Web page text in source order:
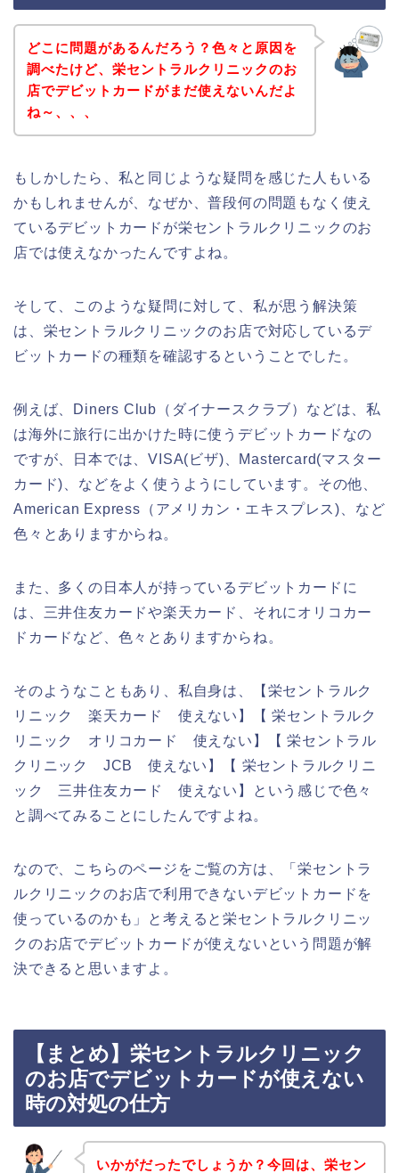
どこに問題があるんだろう？色々と原因を
調べたけど、栄セントラルクリニックのお
店でデビットカードがまだ使えないんだよ
ね～、、、
もしかしたら、私と同じような疑問を感じた人もいる
かもしれませんが、なぜか、普段何の問題もなく使え
ているデビットカードが栄セントラルクリニックのお
店では使えなかったんですよね。
そして、このような疑問に対して、私が思う解決策
は、栄セントラルクリニックのお店で対応しているデ
ビットカードの種類を確認するということでした。
例えば、Diners Club（ダイナースクラブ）などは、私
は海外に旅行に出かけた時に使うデビットカードなの
ですが、日本では、VISA(ビザ)、Mastercard(マスター
カード)、などをよく使うようにしています。その他、
American Express（アメリカン・エキスプレス)、など
色々とありますからね。
また、多くの日本人が持っているデビットカードに
は、三井住友カードや楽天カード、それにオリコカー
ドカードなど、色々とありますからね。
そのようなこともあり、私自身は、【栄セントラルク
リニック 楽天カード 使えない】【 栄セントラルク
リニック オリコカード 使えない】【 栄セントラル
クリニック JCB 使えない】【 栄セントラルクリニ
ック 三井住友カード 使えない】という感じで色々
と調べてみることにしたんですよね。
なので、こちらのページをご覧の方は、「栄セントラ
ルクリニックのお店で利用できないデビットカードを
使っているのかも」と考えると栄セントラルクリニッ
クのお店でデビットカードが使えないという問題が解
決できると思いますよ。
【まとめ】栄セントラルクリニック
のお店でデビットカードが使えない
時の対処の仕方
いかがだったでしょうか？今回は、栄セン